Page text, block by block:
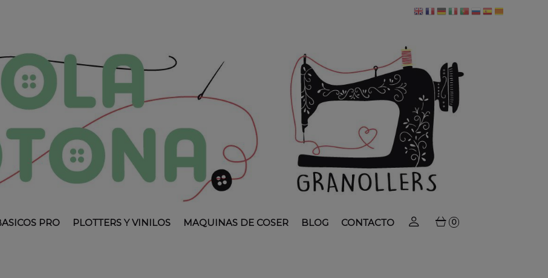
PRO PLOTTERS Y VINILOS MAQUINAS DE COSER BLOG CONTACTO 0